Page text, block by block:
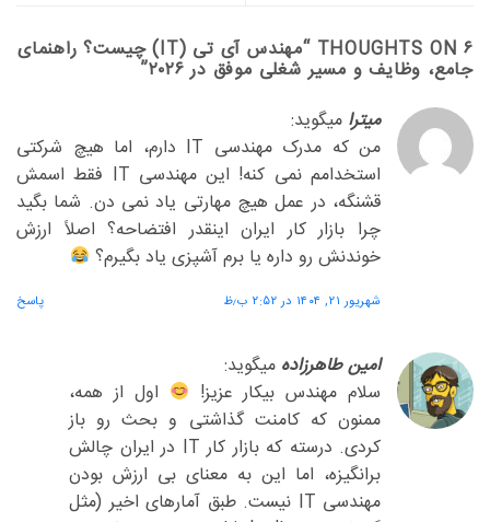
۶ THOUGHTS ON “ مهندس آی تی (IT) چیست؟ راهنمای
جامع، وظایف و مسیر شغلی موفق در ۲۰۲۶
”
میترا میگوید:
من که مدرک مهندسی IT دارم، اما هیچ شرکتی
استخدامم نمی کنه! این مهندسی IT فقط اسمش
قشنگه، در عمل هیچ مهارتی یاد نمی دن. شما بگید
چرا بازار کار ایران اینقدر افتضاحه؟ اصلاً ارزش
خوندنش رو داره یا برم آشپزی یاد بگیرم؟
شهریور ۲۱, ۱۴۰۴ در ۲:۵۲ ب٫ظ پاسخ
امین طاهرزاده میگوید:
سلام مهندس بیکار عزیز!
اول از همه،
ممنون که کامنت گذاشتی و بحث رو باز
کردی. درسته که بازار کار IT در ایران چالش
برانگیزه، اما این به معنای بی ارزش بودن
مهندسی IT نیست. طبق آمارهای اخیر (مثل